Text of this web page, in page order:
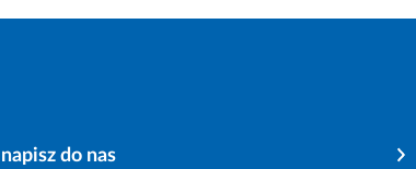
napisz do nas